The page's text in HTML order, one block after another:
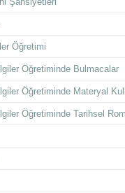
Öğretimi
Öğretiminde Bulmacalar
Öğretiminde Materyal
Öğretiminde Tarihsel